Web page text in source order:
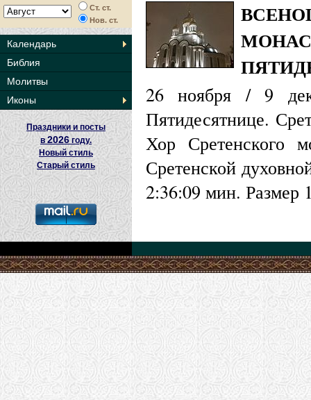
Ст. ст.
Нов. ст.
Календарь
Библия
Молитвы
Иконы
Праздники и посты
в2026 году.
Новый стиль
Старый стиль
26 ноября / 9
Пятидесятнице.
Хор Сретенского
Сретенской
2:36:09 мин. Размер